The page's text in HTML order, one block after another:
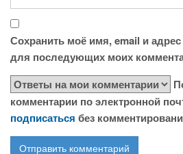
Сохранить моё имя, email и адрес
для последующих моих
комментарии по электронной
подписаться без